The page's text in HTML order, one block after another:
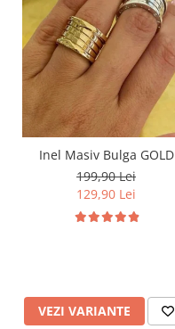
Inel Masiv Bulga GOLD
199,90 Lei
129,90 Lei
VEZI VARIANTE